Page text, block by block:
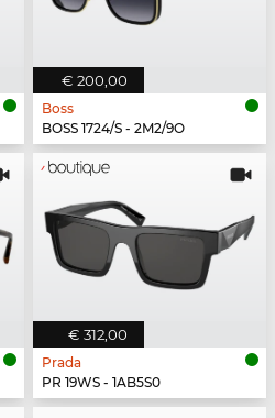
€ 200,00
Boss
BOSS 1724/S - 2M2/9O
€ 312,00
Prada
PR 19WS - 1AB5S0